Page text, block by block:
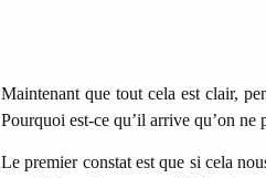
Maintenant que tout cela est clair,
Pourquoi est-ce qu’il arrive qu’on
Le premier constat est que si cela